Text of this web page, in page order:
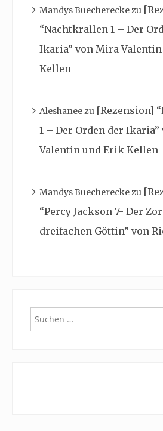
Mandys Buechereckezu
“Nachtkrallen 1 – Der
Ikaria” von Mira
Kellen
Aleshaneezu [Rezension]
1 – Der Orden der
Valentin und Erik Kellen
Mandys Buechereckezu
“Percy Jackson 7- Der
dreifachen Göttin” von
Suchen
nach: